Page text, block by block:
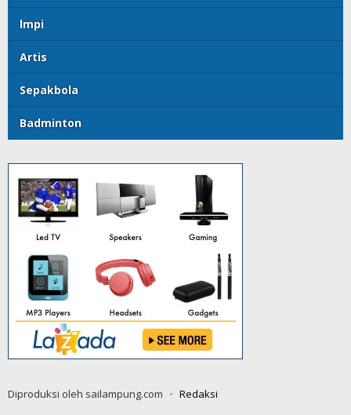
lmpi
Artis
Sepakbola
Badminton
Diproduksi oleh sailampung.com Redaksi